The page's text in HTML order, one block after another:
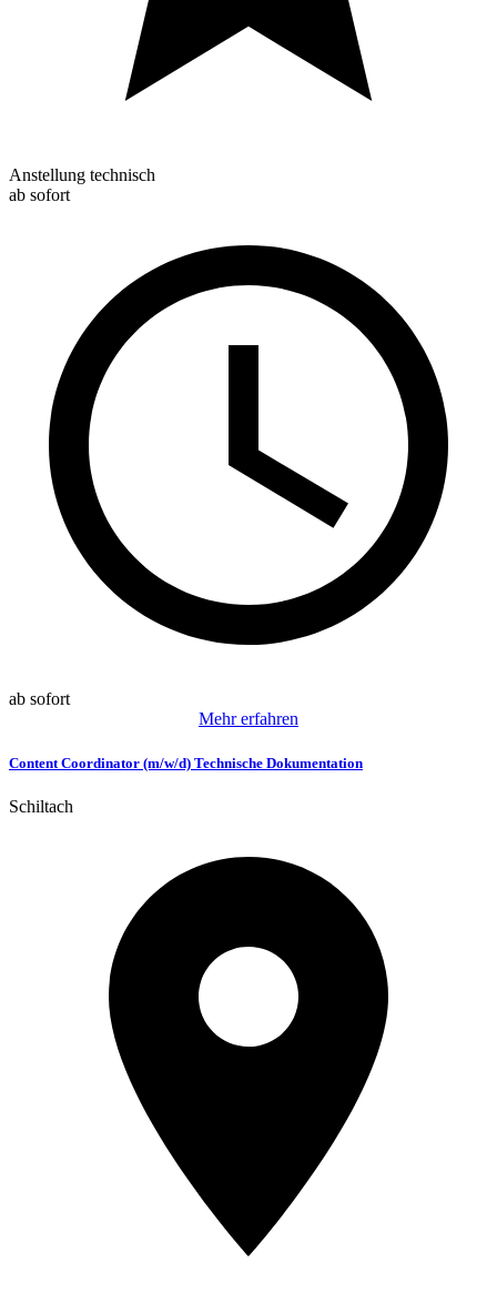
Anstellung technisch
ab sofort
ab sofort
Mehr erfahren
Content Coordinator (m/w/d) Technische Dokumentation
Schiltach